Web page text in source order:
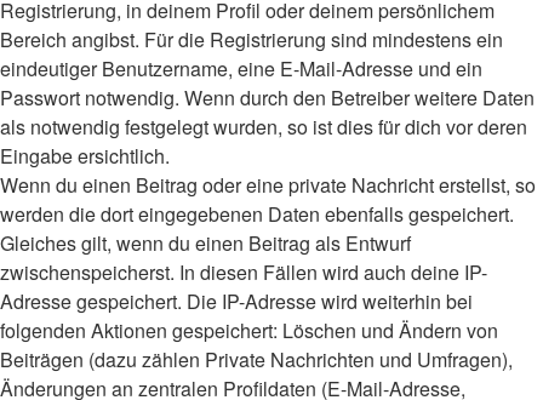
Registrierung, in deinem Profil oder deinem persönlichem
Bereich angibst. Für die Registrierung sind mindestens ein
eindeutiger Benutzername, eine E-Mail-Adresse und ein
Passwort notwendig. Wenn durch den Betreiber weitere Daten
als notwendig festgelegt wurden, so ist dies für dich vor deren
Eingabe ersichtlich.
Wenn du einen Beitrag oder eine private Nachricht erstellst, so
werden die dort eingegebenen Daten ebenfalls gespeichert.
Gleiches gilt, wenn du einen Beitrag als Entwurf
zwischenspeicherst. In diesen Fällen wird auch deine IP-
Adresse gespeichert. Die IP-Adresse wird weiterhin bei
folgenden Aktionen gespeichert: Löschen und Ändern von
Beiträgen (dazu zählen Private Nachrichten und Umfragen),
Änderungen an zentralen Profildaten (E-Mail-Adresse,